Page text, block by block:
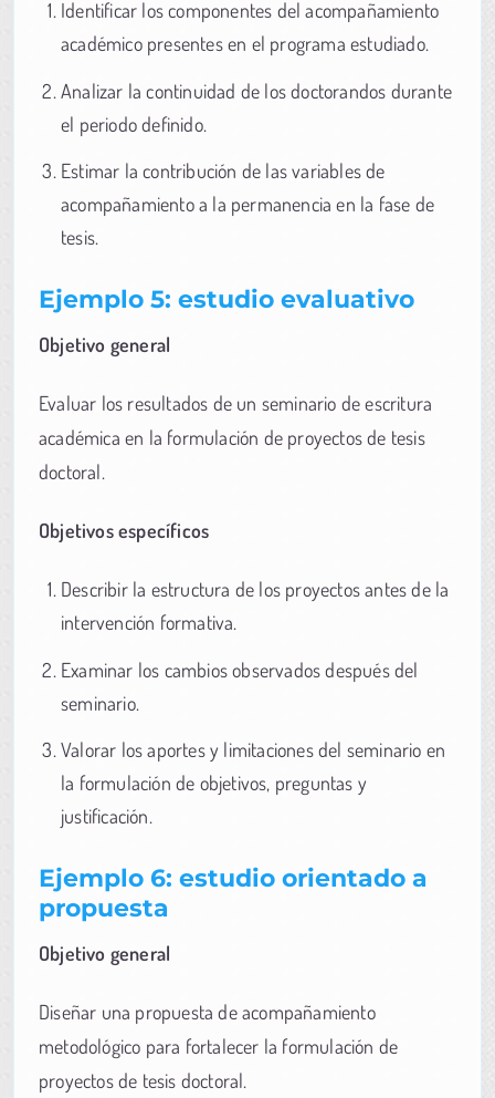
Identificar los componentes del acompañamiento
académico presentes en el programa estudiado.
Analizar la continuidad de los doctorandos durante
el periodo definido.
Estimar la contribución de las variables de
acompañamiento a la permanencia en la fase de
tesis.
Ejemplo 5: estudio evaluativo
Objetivo general
Evaluar los resultados de un seminario de escritura
académica en la formulación de proyectos de tesis
doctoral.
Objetivos específicos
Describir la estructura de los proyectos antes de la
intervención formativa.
Examinar los cambios observados después del
seminario.
Valorar los aportes y limitaciones del seminario en
la formulación de objetivos, preguntas y
justificación.
Ejemplo 6: estudio orientado a
propuesta
Objetivo general
Diseñar una propuesta de acompañamiento
metodológico para fortalecer la formulación de
proyectos de tesis doctoral.